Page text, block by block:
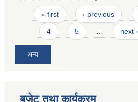
Pages
« first ‹ previous
4 5 … next ›
अन्य
बजेट तथा कार्यक्रम